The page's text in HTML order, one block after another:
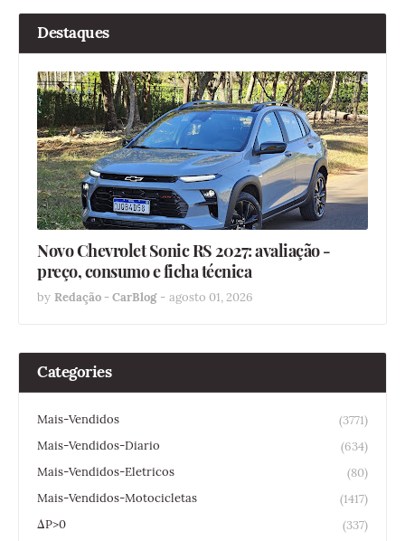
Destaques
Novo Chevrolet Sonic RS 2027: avaliação -
preço, consumo e ficha técnica
by Redação - CarBlog - agosto 01, 2026
Categories
Mais-Vendidos
(3771)
Mais-Vendidos-Diario
(634)
Mais-Vendidos-Eletricos
(80)
Mais-Vendidos-Motocicletas
(1417)
ΔP>0
(337)